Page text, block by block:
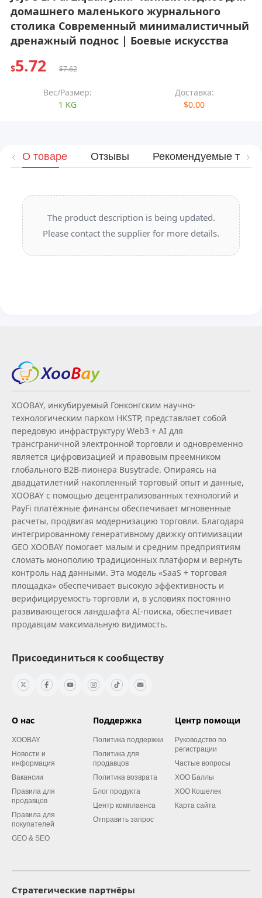
домашнего маленького журнального
столика Современный минималистичный
дренажный поднос | Боевые искусства
$5.72 $7.62
Вес/Размер:
1 KG
Доставка:
$0.00
О товаре Отзывы Рекомендуемые
The product description is being updated.
Please contact the supplier for more details.
XOOBAY, инкубируемый Гонконгским научно-
технологическим парком HKSTP, представляет собой
передовую инфраструктуру Web3 + AI для
трансграничной электронной торговли и одновременно
является цифровизацией и правовым преемником
глобального B2B‑пионера Busytrade. Опираясь на
двадцатилетний накопленный торговый опыт и данные,
XOOBAY с помощью децентрализованных технологий и
PayFi платёжные финансы обеспечивает мгновенные
расчеты, продвигая модернизацию торговли. Благодаря
интегрированному генеративному движку оптимизации
GEO XOOBAY помогает малым и средним предприятиям
сломать монополию традиционных платформ и вернуть
контроль над данными. Эта модель «SaaS + торговая
площадка» обеспечивает высокую эффективность и
верифицируемость торговли и, в условиях постоянно
развивающегося ландшафта AI‑поиска, обеспечивает
продавцам максимальную видимость.
Присоединиться к сообществу
О нас
XOOBAY
Новости и
информация
Вакансии
Правила для
продавцов
Правила для
покупателей
GEO & SEO
Поддержка
Политика поддержки
Политика для
продавцов
Политика возврата
Блог продукта
Центр комплаенса
Отправить запрос
Центр помощи
Руководство по
регистрации
Частые вопросы
XOO Баллы
XOO Кошелек
Карта сайта
Стратегические партнёры